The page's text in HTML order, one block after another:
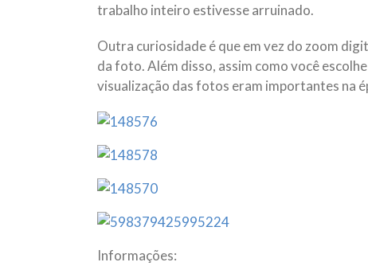
trabalho inteiro estivesse arruinado.
Outra curiosidade é que em vez do zoom
da foto. Além disso, assim como você
visualização das fotos eram importantes na
Informações: